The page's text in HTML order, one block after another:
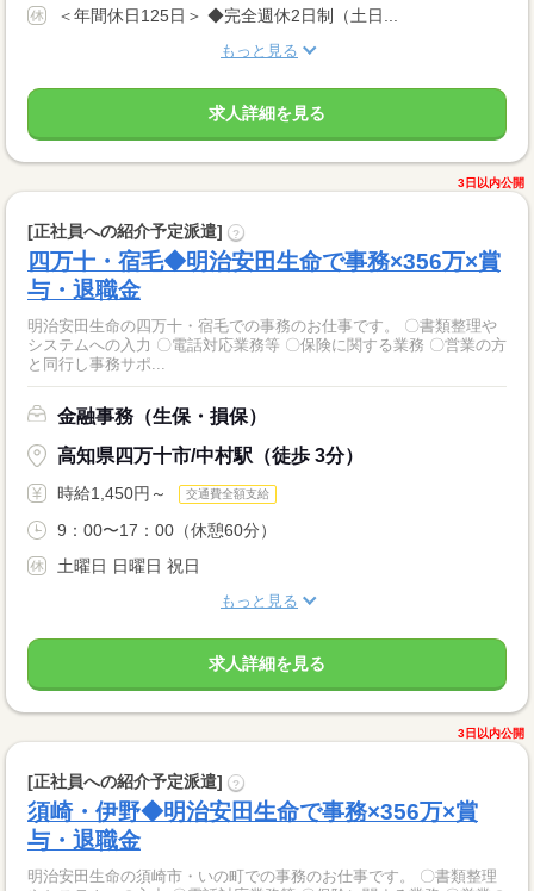
＜年間休日125日＞ ◆完全週休2日制（土日...
もっと見る
求人詳細を見る
3日以内公開
[正社員への紹介予定派遣] ?
四万十・宿毛◆明治安田生命で事務×356万×賞
与・退職金
明治安田生命の四万十・宿毛での事務のお仕事です。 〇書類整理や
システムへの入力 〇電話対応業務等 〇保険に関する業務 〇営業の方
と同行し事務サポ...
金融事務（生保・損保）
高知県四万十市/中村駅（徒歩 3分）
時給1,450円～ 交通費全額支給
9：00〜17：00（休憩60分）
土曜日 日曜日 祝日
もっと見る
求人詳細を見る
3日以内公開
[正社員への紹介予定派遣] ?
須崎・伊野◆明治安田生命で事務×356万×賞
与・退職金
明治安田生命の須崎市・いの町での事務のお仕事です。 〇書類整理